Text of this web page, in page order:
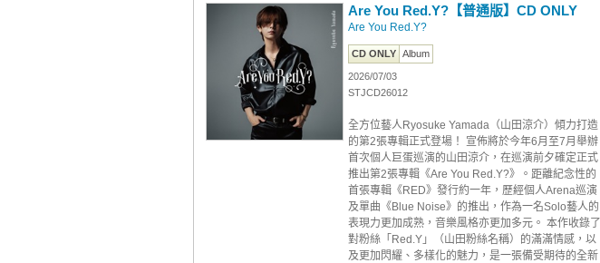
Are You Red.Y?【普通版】CD ONLY
Are You Red.Y?
CD ONLY Album
2026/07/03
STJCD26012
全方位藝人Ryosuke Yamada（山田涼介）傾力打造
的第2張專輯正式登場！ 宣佈將於今年6月至7月舉辦
首次個人巨蛋巡演的山田涼介，在巡演前夕確定正式
推出第2張專輯《Are You Red.Y?》。距離紀念性的
首張專輯《RED》發行約一年，歷經個人Arena巡演
及單曲《Blue Noise》的推出，作為一名Solo藝人的
表現力更加成熟，音樂風格亦更加多元。 本作收錄了
對粉絲「Red.Y」（山田粉絲名稱）的滿滿情感，以
及更加閃耀、多樣化的魅力，是一張備受期待的全新